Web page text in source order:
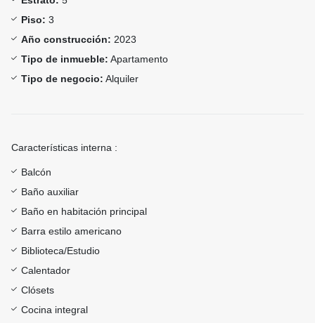
Piso: 3
Año construcción: 2023
Tipo de inmueble: Apartamento
Tipo de negocio: Alquiler
Características interna :
Balcón
Baño auxiliar
Baño en habitación principal
Barra estilo americano
Biblioteca/Estudio
Calentador
Clósets
Cocina integral